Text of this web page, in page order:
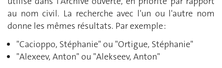
au nom civil. La recherche avec l'un ou l'autre nom
donne les mêmes résultats. Par exemple :
"Cacioppo, Stéphanie" ou "Ortigue, Stéphanie"
"Alexeev, Anton" ou "Alekseev, Anton"